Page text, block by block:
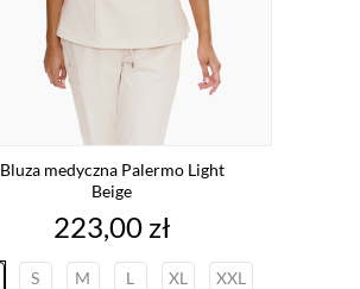
Bluza medyczna Palermo Light
Beige
Cena
223,00 zł
S M L XL XXL